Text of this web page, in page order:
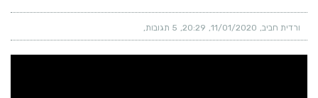
ורדית חביב 11/01/2020
20:29 5 תגובות